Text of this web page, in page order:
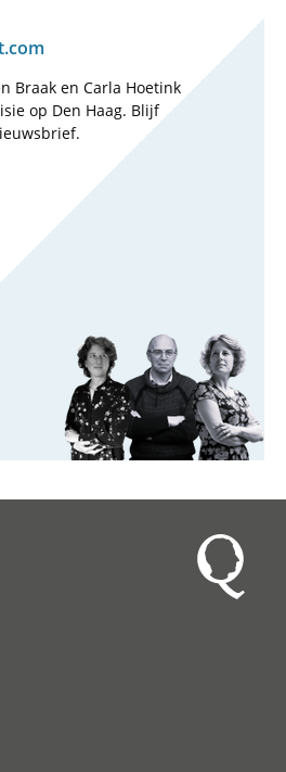
Braak en Carla Hoetink
op Den Haag. Blijf